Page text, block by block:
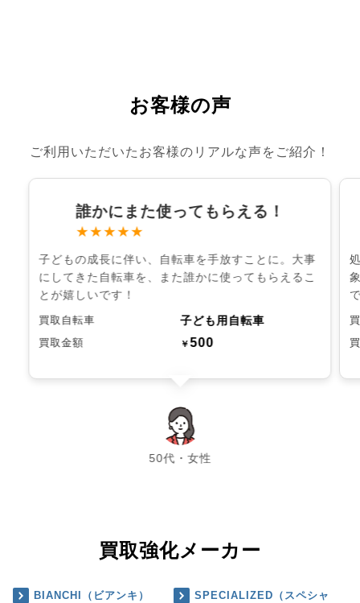
お客様の声
ご利用いただいたお客様のリアルな声をご紹介！
誰かにまた使ってもらえる！
★★★★★
子どもの成長に伴い、自転車を手放すことに。大事
にしてきた自転車を、また誰かに使ってもらえるこ
とが嬉しいです！
買取自転車 子ども用自転車
買取金額 ￥500
50代・女性
chevron_left chevron_right
買取強化メーカー
BIANCHI（ビアンキ）
SPECIALIZED（スペシャ